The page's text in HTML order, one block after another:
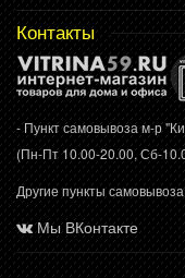
Контакты
- Пункт самовывоза м-р
(Пн-Пт 10.00-20.00, Сб-
Другие пункты самовывоза
Мы ВКонтакте